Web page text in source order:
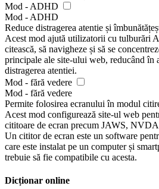
Mod - ADHD
Mod - ADHD
Reduce distragerea atentie și
Acest mod ajută utilizatorii cu tulburări
citească, să navigheze și să se
principale ale site-ului web, reducând în
distragerea atentiei.
Mod - fără vedere
Mod - fără vedere
Permite folosirea ecranului în modul
Acest mod configurează site-ul web
cititoare de ecran precum JAWS,
Un cititor de ecran este un software
care este instalat pe un computer și
trebuie să fie compatibile cu acesta.
Dicționar online